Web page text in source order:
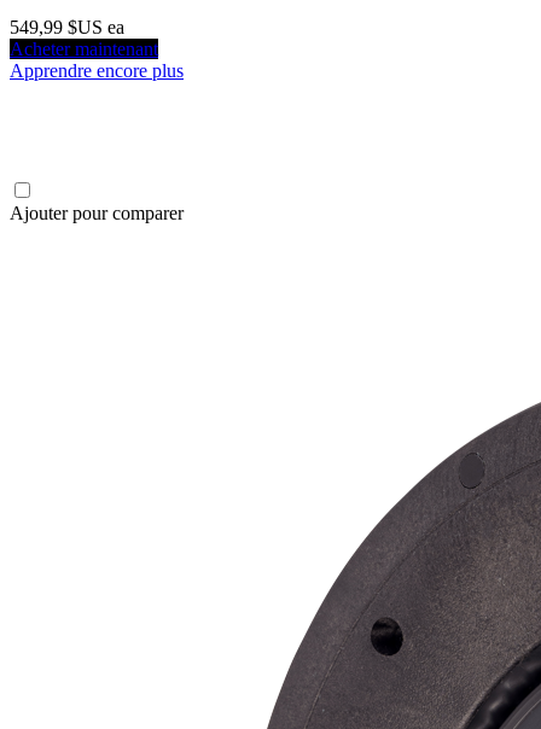
549,99 $US ea
Acheter maintenant
Apprendre encore plus
Ajouter pour comparer